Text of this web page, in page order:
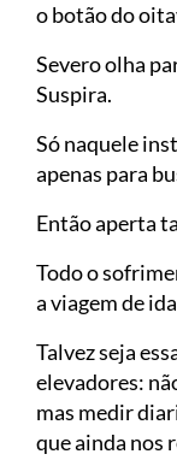
o botão do
Severo olha
Suspira.
Só naquele
apenas para
Então aperta
Todo o
a viagem de
Talvez seja
elevadores:
mas medir
que ainda nos